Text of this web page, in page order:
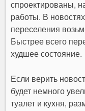
спроектированы,
работы. В
переселения
Быстрее всего
худшее состояние.
Если верить
будет немного
туалет и кухня,